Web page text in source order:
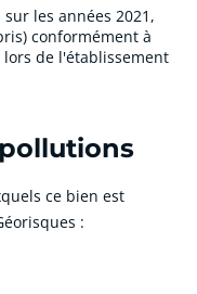
les années 2021,
conformément à
de l'établissement
ce bien est
: